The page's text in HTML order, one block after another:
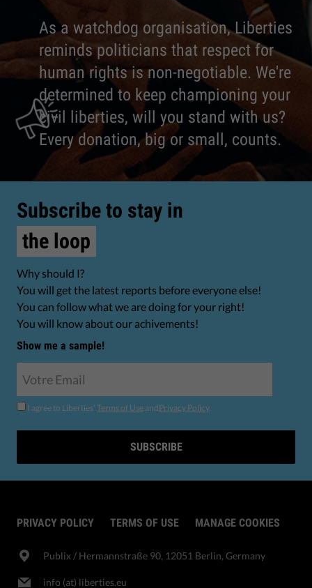
As a watchdog organisation, Liberties
reminds politicians that respect for
human rights is non-negotiable. We're
determined to keep championing your
civil liberties, will you stand with us?
Every donation, big or small, counts.
Subscribe to stay in
the loop
Why should I?
You will get the latest reports before everyone else!
You can follow what we are doing for your right!
You will know about our achivements!
Show me a sample!
I agree to Liberties' Terms of Use andPrivacy Policy.
SUBSCRIBE
PRIVACY POLICY TERMS OF USE MANAGE COOKIES
Publix​ / Hermannstraße 90, 12051 Berlin, Germany
info (at) liberties.eu